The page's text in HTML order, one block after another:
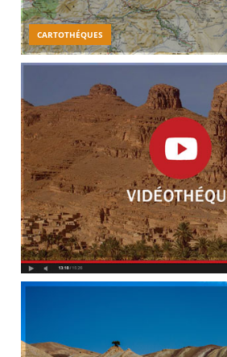
CARTOTHÉQUES